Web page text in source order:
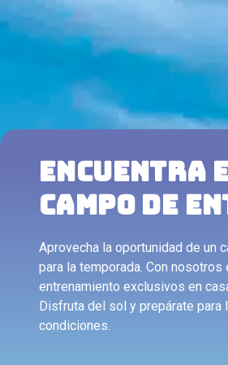
ENCUENTRA
CAMPO DE
Aprovecha la oportunidad de un
para la temporada. Con
entrenamiento exclusivos en
Disfruta del sol y prepárate para
condiciones.